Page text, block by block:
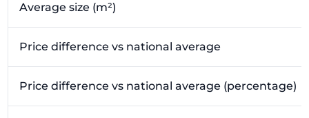
Average size (m²)
Price difference vs national average
Price difference vs national average (percentage)